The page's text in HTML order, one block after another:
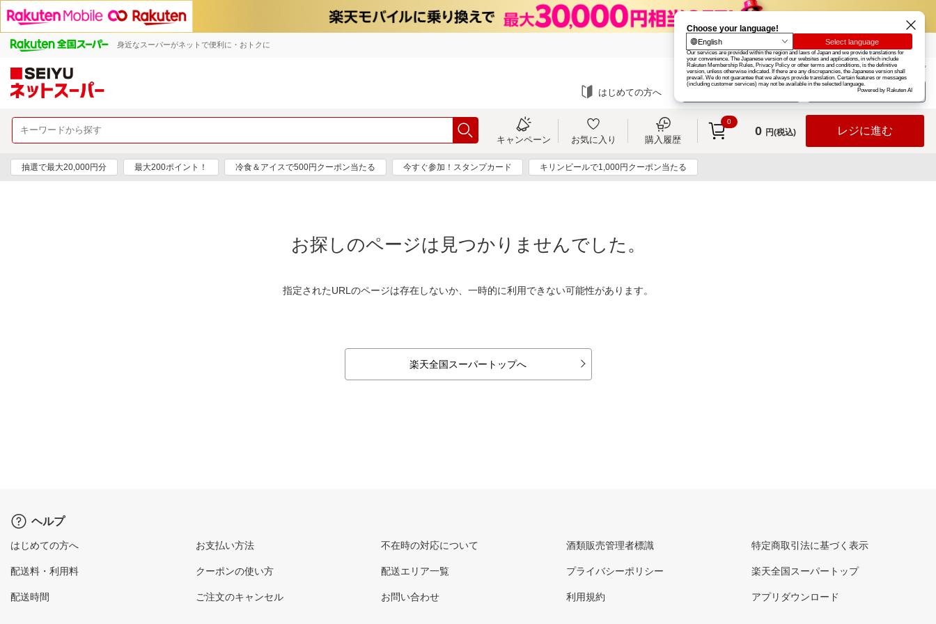
身近なスーパーがネットで便利に・おトクに 楽天グループ カード
お知らせ ヘルプ
はじめての方へ ログイン
キャンペーン お気に入り 購入履歴
0
0 円(税込) レジに進む
抽選で最大20,000円分 最大200ポイント！ 冷食＆アイスで500円クーポン当たる 今すぐ参加！スタンプカード キリンビールで1,000円クーポン当たる
お探しのページは見つかりませんでした。
指定されたURLのページは存在しないか、一時的に利用できない可能性があります。
楽天全国スーパートップへ
ヘルプ
はじめての方へ
配送料・利用料
配送時間
お支払い方法
クーポンの使い方
ご注文のキャンセル
不在時の対応について
配送エリア一覧
お問い合わせ
酒類販売管理者標識
プライバシーポリシー
利用規約
特定商取引法に基づく表示
楽天全国スーパートップ
アプリダウンロード